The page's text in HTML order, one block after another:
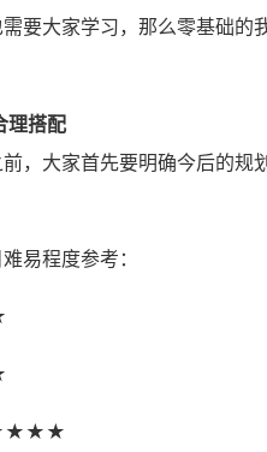
要大家学习，那么零基础的
理搭配
，大家首先要明确今后的规
易程度参考：
★★★★